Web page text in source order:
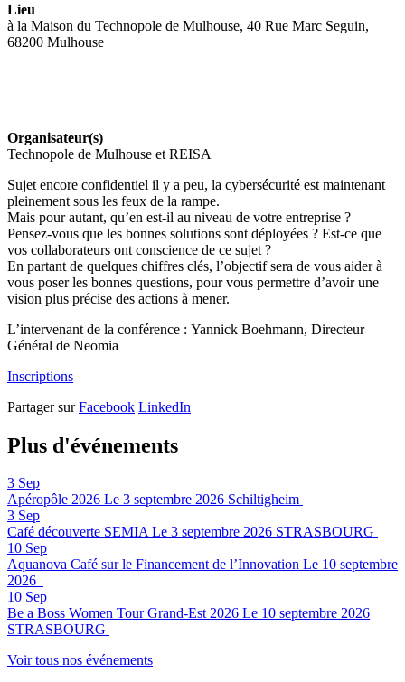
Lieu
à la Maison du Technopole de Mulhouse, 40 Rue Marc Seguin,
68200 Mulhouse
Organisateur(s)
Technopole de Mulhouse et REISA
Sujet encore confidentiel il y a peu, la cybersécurité est maintenant
pleinement sous les feux de la rampe.
Mais pour autant, qu’en est-il au niveau de votre entreprise ?
Pensez-vous que les bonnes solutions sont déployées ? Est-ce que
vos collaborateurs ont conscience de ce sujet ?
En partant de quelques chiffres clés, l’objectif sera de vous aider à
vous poser les bonnes questions, pour vous permettre d’avoir une
vision plus précise des actions à mener.
L’intervenant de la conférence : Yannick Boehmann, Directeur
Général de Neomia
Inscriptions
Partager sur Facebook LinkedIn
Plus d'événements
3 Sep
Apéropôle 2026 Le 3 septembre 2026 Schiltigheim
3 Sep
Café découverte SEMIALe 3 septembre 2026 STRASBOURG
10 Sep
Aquanova Café sur le Financement de l’Innovation Le 10 septembre
2026
10 Sep
Be a Boss Women Tour Grand-Est 2026 Le 10 septembre 2026
STRASBOURG
Voir tous nos événements